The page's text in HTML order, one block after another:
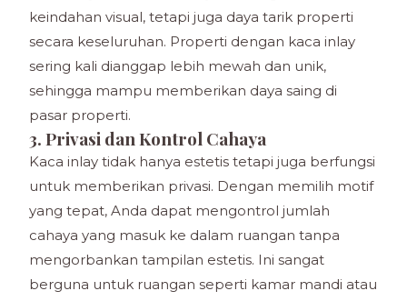
keindahan visual, tetapi juga daya tarik properti
secara keseluruhan. Properti dengan kaca inlay
sering kali dianggap lebih mewah dan unik,
sehingga mampu memberikan daya saing di
pasar properti.
3. Privasi dan Kontrol Cahaya
Kaca inlay tidak hanya estetis tetapi juga berfungsi
untuk memberikan privasi. Dengan memilih motif
yang tepat, Anda dapat mengontrol jumlah
cahaya yang masuk ke dalam ruangan tanpa
mengorbankan tampilan estetis. Ini sangat
berguna untuk ruangan seperti kamar mandi atau